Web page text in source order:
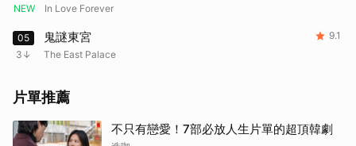
NEW
In Love Forever
05
3
鬼謎東宮
The East Palace
9.1
片單推薦
不只有戀愛！7部必放人生片單的超頂韓劇